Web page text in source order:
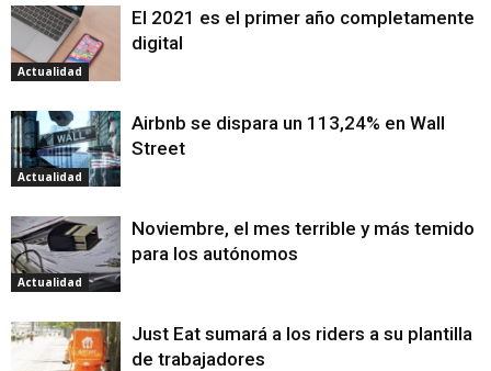
Actualidad
El 2021 es el primer año completamente
digital
Actualidad
Airbnb se dispara un 113,24% en Wall
Street
Actualidad
Noviembre, el mes terrible y más temido
para los autónomos
Just Eat sumará a los riders a su plantilla
de trabajadores